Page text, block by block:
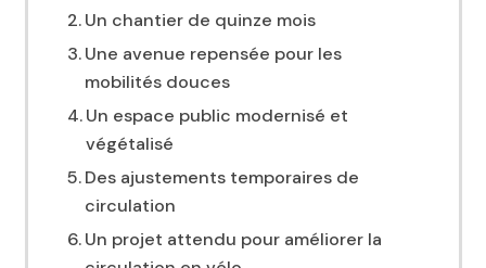
Un chantier de quinze mois
Une avenue repensée pour les
mobilités douces
Un espace public modernisé et
végétalisé
Des ajustements temporaires de
circulation
Un projet attendu pour améliorer la